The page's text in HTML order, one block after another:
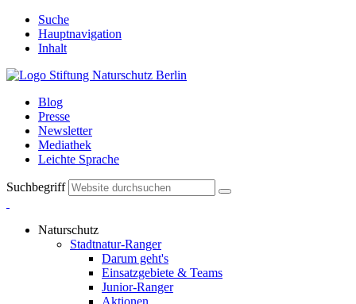
Suche
Hauptnavigation
Inhalt
Blog
Presse
Newsletter
Mediathek
Leichte Sprache
Suchbegriff
Naturschutz
Stadtnatur-Ranger
Darum geht's
Einsatzgebiete & Teams
Junior-Ranger
Aktionen